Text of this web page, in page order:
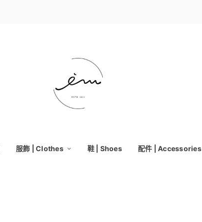
服飾 | Clothes 鞋 | Shoes 配件 | Accessories